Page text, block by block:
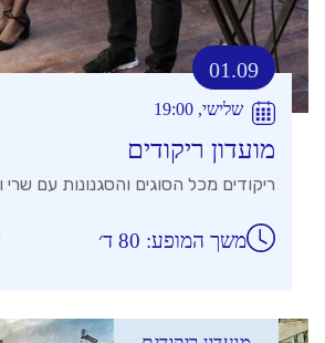
01.09
שלישי, 19:00
מועדון ריקודים
ריקודים מכל הסוגים והסגנונות עם שרי
משך המופע: 80 ד׳